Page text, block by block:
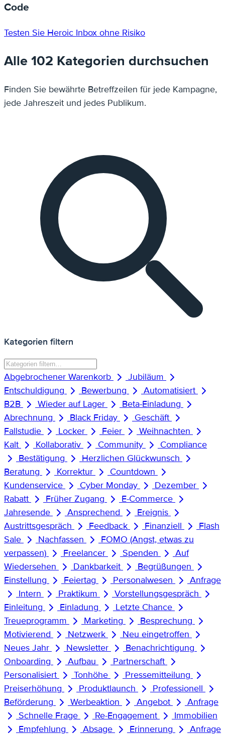
Code
Testen Sie Heroic Inbox ohne Risiko
Alle 102 Kategorien durchsuchen
Finden Sie bewährte Betreffzeilen für jede Kampagne,
jede Jahreszeit und jedes Publikum.
Kategorien filtern
Abgebrochener Warenkorb
Jubiläum
Entschuldigung
Bewerbung
Automatisiert
B2B
Wieder auf Lager
Beta-Einladung
Abrechnung
Black Friday
Geschäft
Fallstudie
Locker Feier
Weihnachten
Kalt
Kollaborativ Community
Compliance
Bestätigung
Herzlichen Glückwunsch
Beratung
Korrektur
Countdown
Kundenservice
Cyber Monday
Dezember
Rabatt
Früher Zugang
E-Commerce
Jahresende
Ansprechend
Ereignis
Austrittsgespräch
Feedback Finanziell
Flash
Sale
Nachfassen
FOMO (Angst, etwas zu
verpassen)
Freelancer Spenden
Auf
Wiedersehen
Dankbarkeit
Begrüßungen
Einstellung
Feiertag Personalwesen
Anfrage
Intern
Praktikum
Vorstellungsgespräch
Einleitung
Einladung
Letzte Chance
Treueprogramm
Marketing
Besprechung
Motivierend
Netzwerk
Neu eingetroffen
Neues Jahr
Newsletter
Benachrichtigung
Onboarding
Aufbau
Partnerschaft
Personalisiert
Tonhöhe
Pressemitteilung
Preiserhöhung
Produktlaunch
Professionell
Beförderung
Werbeaktion Angebot
Anfrage
Schnelle Frage
Re-Engagement
Immobilien
Empfehlung
Absage Erinnerung
Anfrage